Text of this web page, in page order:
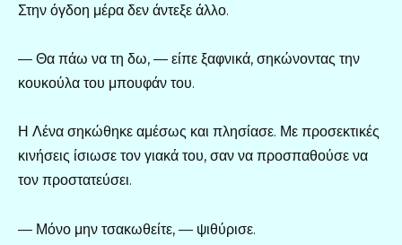
Στην όγδοη μέρα δεν άντεξε άλλο.
— Θα πάω να τη δω, — είπε ξαφνικά, σηκώνοντας την
κουκούλα του μπουφάν του.
Η Λένα σηκώθηκε αμέσως και πλησίασε. Με προσεκτικές
κινήσεις ίσιωσε τον γιακά του, σαν να προσπαθούσε να
τον προστατεύσει.
— Μόνο μην τσακωθείτε, — ψιθύρισε.